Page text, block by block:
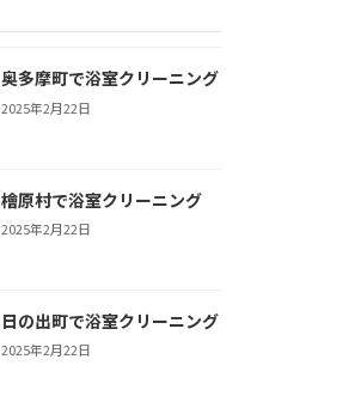
奥多摩町で浴室クリーニング
2025年2月22日
檜原村で浴室クリーニング
2025年2月22日
日の出町で浴室クリーニング
2025年2月22日